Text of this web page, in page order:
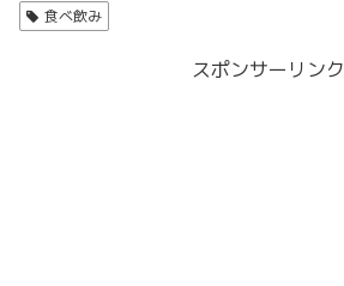
食べ飲み
スポンサーリンク